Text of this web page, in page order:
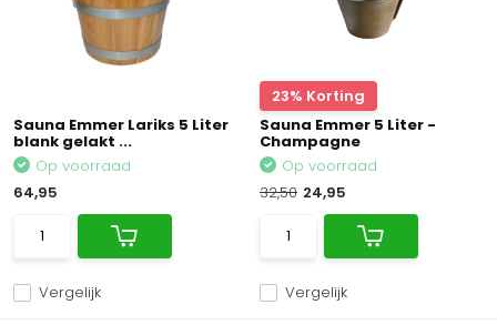
Sauna Emmer Lariks 5 Liter
blank gelakt ...
Vergelijk
Op voorraad
64,95
23% Korting
Sauna Emmer 5 Liter -
Champagne
Vergelijk
Op voorraad
32,50 24,95